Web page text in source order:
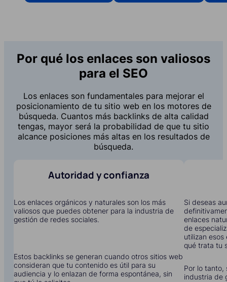
Por qué los enlaces son valiosos
para el SEO
Los enlaces son fundamentales para mejorar el
posicionamiento de tu sitio web en los motores de
búsqueda. Cuantos más backlinks de alta calidad
tengas, mayor será la probabilidad de que tu sitio
alcance posiciones más altas en los resultados de
búsqueda.
Autoridad y confianza
Los enlaces orgánicos y naturales son los más
valiosos que puedes obtener para la industria de
gestión de redes sociales.
Estos backlinks se generan cuando otros sitios web
consideran que tu contenido es útil para su
audiencia y lo enlazan de forma espontánea, sin
Si deseas
enlaces
de
utilizan
qué trata tu
Por lo tanto,
industria de